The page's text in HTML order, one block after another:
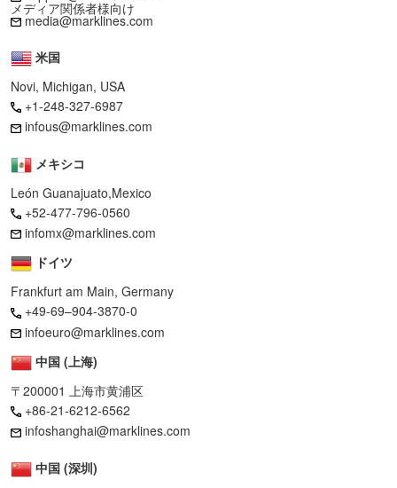
メディア関係者様向け
media@marklines.com
米国
Novi, Michigan, USA
+1-248-327-6987
infous@marklines.com
メキシコ
León Guanajuato,Mexico
+52-477-796-0560
infomx@marklines.com
ドイツ
Frankfurt am Main, Germany
+49-69–904-3870-0
infoeuro@marklines.com
中国 (上海)
〒200001 上海市黄浦区
+86-21-6212-6562
infoshanghai@marklines.com
中国 (深圳)